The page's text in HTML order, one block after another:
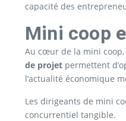
capacité des
Mini coop
Au cœur de la mini
de projet permettent
l’actualité économique
Les dirigeants de mini
concurrentiel tangible.